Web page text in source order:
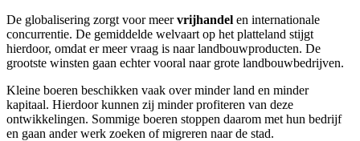
De globalisering zorgt voor meervrijhandel en internationale
concurrentie. De gemiddelde welvaart op het platteland stijgt
hierdoor, omdat er meer vraag is naar landbouwproducten. De
grootste winsten gaan echter vooral naar grote landbouwbedrijven.
Kleine boeren beschikken vaak over minder land en minder
kapitaal. Hierdoor kunnen zij minder profiteren van deze
ontwikkelingen. Sommige boeren stoppen daarom met hun bedrijf
en gaan ander werk zoeken of migreren naar de stad.